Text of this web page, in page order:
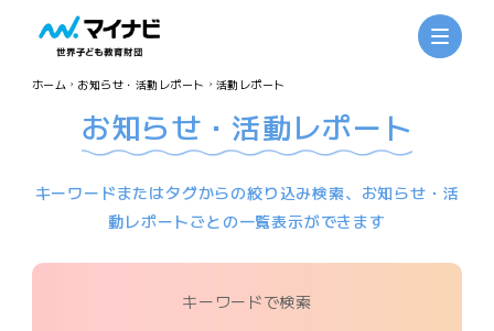
ホーム お知らせ・活動レポート 活動レポート
お知らせ・活動レポート
キーワードまたはタグからの絞り込み検索、お知らせ・活
動レポートごとの一覧表示ができます
キーワードで検索